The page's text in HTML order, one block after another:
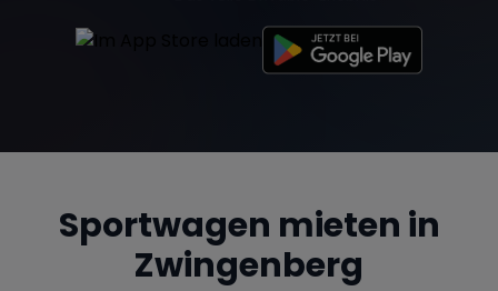
Sportwagen mieten in
Zwingenberg